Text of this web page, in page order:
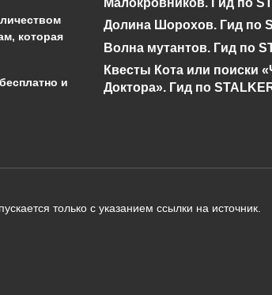
которая
и
Долина Шорохов. Гид по
Волна мутантов. Гид по
Квесты Кота или поиски
Доктора». Гид по
только с указанием ссылки на источник.